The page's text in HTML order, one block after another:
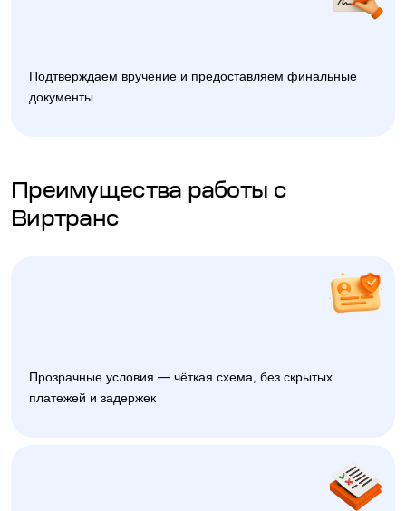
Подтверждаем вручение и предоставляем финальные
документы
Преимущества работы с
Виртранс
Прозрачные условия — чёткая схема, без скрытых
платежей и задержек